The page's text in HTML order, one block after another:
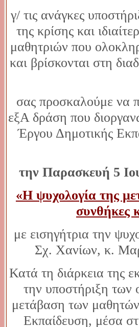
γ/ τις ανάγκες
της κρίσης και
μαθητριών που
και βρίσκονται στη
σας προσκαλούμε να
εξΑ δράση που
Έργου Δημοτικής
την Παρασκευή 5
«Η ψυχολογία της
συνθήκες
με εισηγήτρια την
Σχ. Χανίων, κ.
Κατά τη διάρκεια της
την υποστήριξη των
μετάβαση των
Εκπαίδευση, μέσα